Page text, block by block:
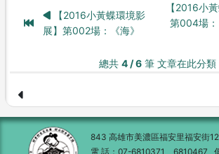
【2016小黃蝶環境影
展】第002場：《海》
【2016小
第004場：
總共 4 / 6筆 文章在此分類
843 高雄市美濃區福安里福安街
電 話
07-6810371、6810467